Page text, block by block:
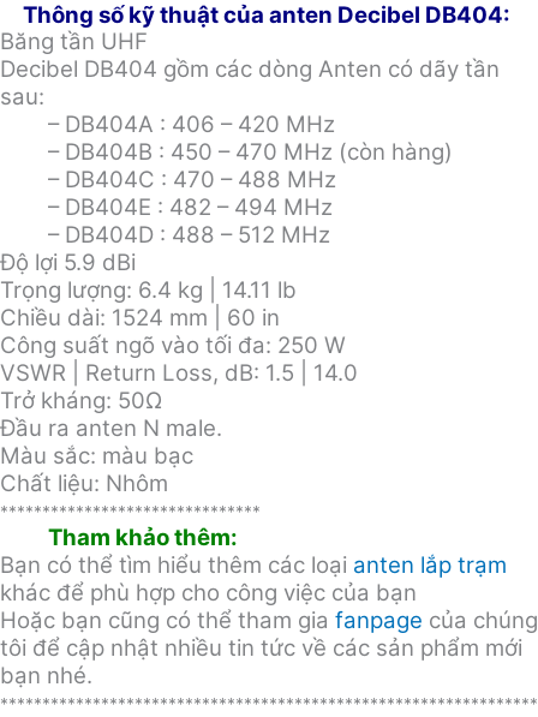
Thông số kỹ thuật của anten Decibel DB404:
Băng tần UHF
Decibel DB404 gồm các dòng Anten có dãy tần
sau:
– DB404A : 406 – 420 MHz
– DB404B : 450 – 470 MHz (còn hàng)
– DB404C : 470 – 488 MHz
– DB404E : 482 – 494 MHz
– DB404D : 488 – 512 MHz
Độ lợi 5.9 dBi
Trọng lượng: 6.4 kg | 14.11 lb
Chiều dài: 1524 mm | 60 in
Công suất ngõ vào tối đa: 250 W
VSWR | Return Loss, dB: 1.5 | 14.0
Trở kháng: 50Ω
Đầu ra anten N male.
Màu sắc: màu bạc
Chất liệu: Nhôm
*******************************
Tham khảo thêm:
Bạn có thể tìm hiểu thêm các loại anten lắp trạm
khác để phù hợp cho công việc của bạn
Hoặc bạn cũng có thể tham gia fanpage của chúng
tôi để cập nhật nhiều tin tức về các sản phẩm mới
bạn nhé.